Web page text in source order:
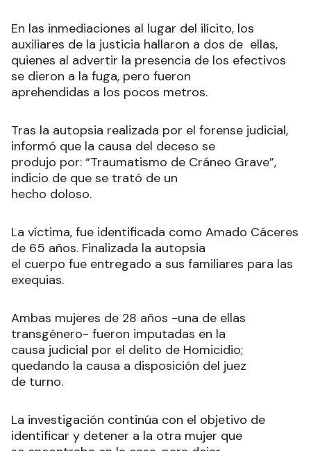
En las inmediaciones al lugar del ilícito, los
auxiliares de la justicia hallaron a dos de ellas,
quienes al advertir la presencia de los efectivos
se dieron a la fuga, pero fueron
aprehendidas a los pocos metros.
Tras la autopsia realizada por el forense judicial,
informó que la causa del deceso se
produjo por: “Traumatismo de Cráneo Grave”,
indicio de que se trató de un
hecho doloso.
La víctima, fue identificada como Amado Cáceres
de 65 años. Finalizada la autopsia
el cuerpo fue entregado a sus familiares para las
exequias.
Ambas mujeres de 28 años -una de ellas
transgénero- fueron imputadas en la
causa judicial por el delito de Homicidio;
quedando la causa a disposición del juez
de turno.
La investigación continúa con el objetivo de
identificar y detener a la otra mujer que